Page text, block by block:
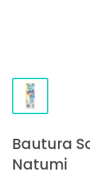
Bautura
Natumi